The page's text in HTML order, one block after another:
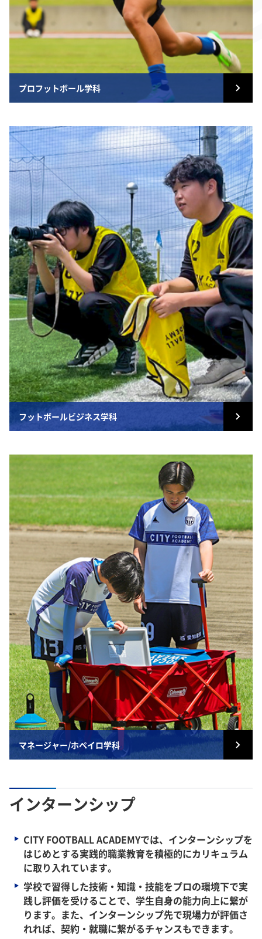
プロフットボール学科
フットボールビジネス学科
マネージャー/ホペイロ学科
インターンシップ
CITY FOOTBALL ACADEMYでは、インターンシップを
はじめとする実践的職業教育を積極的にカリキュラム
に取り入れています。
学校で習得した技術・知識・技能をプロの環境下で実
践し評価を受けることで、学生自身の能力向上に繋が
ります。また、インターンシップ先で現場力が評価さ
れれば、契約・就職に繋がるチャンスもできます。